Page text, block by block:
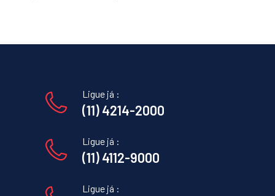
Ligue já :
(11) 4214-2000
Ligue já :
(11) 4112-9000
Ligue já :